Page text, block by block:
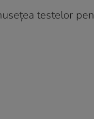
testelor